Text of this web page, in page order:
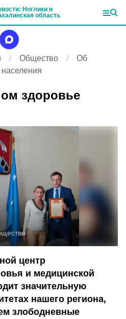
Ноглики и
область
Общество
Об
здоровье
центр
и медицинской
значительную
нашего региона,
злободневные